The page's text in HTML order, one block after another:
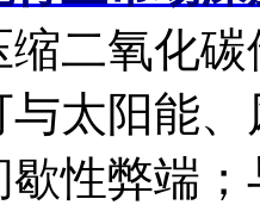
缩二氧化
太阳能
歇性弊端